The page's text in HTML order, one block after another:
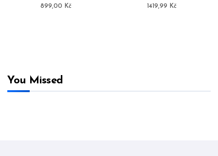
899,00 Kč 1419,99 Kč
You Missed